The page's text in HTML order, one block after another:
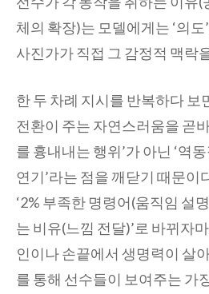
체의 확장)는 모델에게는 ‘의
사진가가 직접 그 감정적 맥락
한 두 차례 지시를 반복하다 보
전환이 주는 자연스러움을 곧
를 흉내내는 행위’가 아닌 ‘역
연기’라는 점을 깨닫기 때문이
‘2% 부족한 명령어(움직임 설
는 비유(느낌 전달)’로 바뀌자
인이나 손끝에서 생명력이 살
를 통해 선수들이 보여주는 가